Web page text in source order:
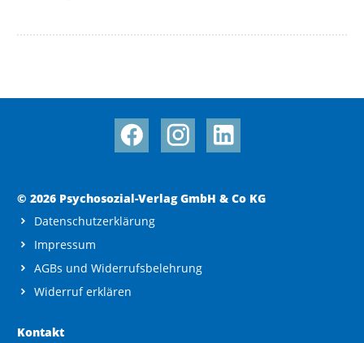
© 2026 Psychosozial-Verlag GmbH & Co KG
Datenschutzerklärung
Impressum
AGBs und Widerrufsbelehrung
Widerruf erklären
Kontakt